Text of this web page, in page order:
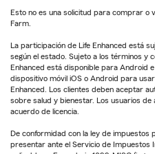
Esto no es una solicitud para comprar
Farm.
La participación de Life Enhanced está
según el estado. Sujeto a los términos y
Enhanced está disponible para Android
dispositivo móvil iOS o Android para
Enhanced. Los clientes deben aceptar
sobre salud y bienestar. Los usuarios
acuerdo de licencia.
De conformidad con la ley de
presentar ante el Servicio de Impuestos